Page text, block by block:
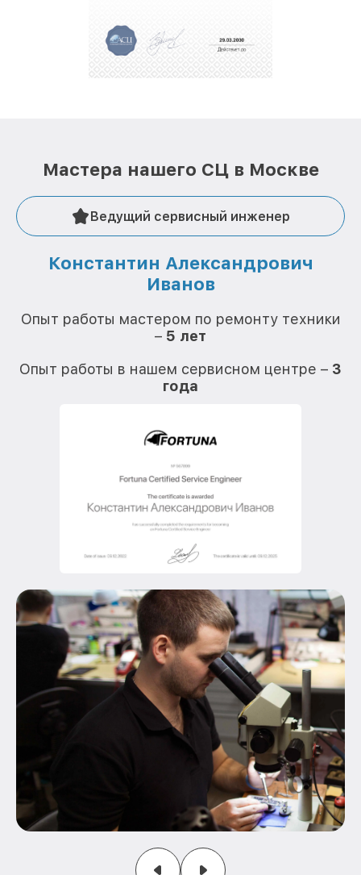
положительные отзывы и обрели отличную
репутацию. Мы постоянно совершенствуемся и
Мастера нашего СЦ в Москве
Ведущий сервисный инженер
Константин Александрович
Иванов
Опыт работы мастером по ремонту техники
– 5 лет
Опыт работы в нашем сервисном центре – 3
года